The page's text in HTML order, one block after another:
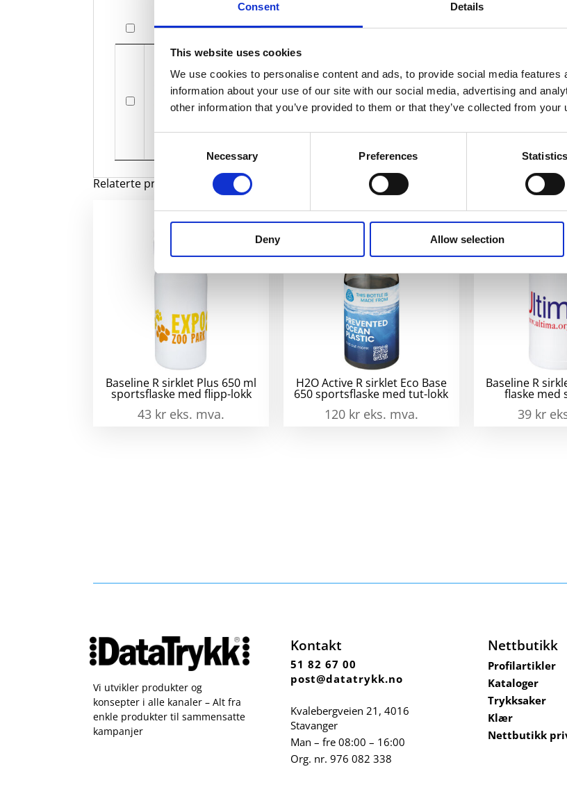
Consent Details
This website uses cookies
We use cookies to personalise content and ads, to provide social media
information about your use of our site with our social media, advertising and
other information that you’ve provided to them or that they’ve collected from
Necessary Preferences Statistics
Deny Allow selection
Bilde Navn På
Bilde
Aire 800 ml 3 stk. krukkesett av resirkulert glass - Hvit
Relaterte produkter
Baseline R sirklet Plus 650 ml
sportsflaske med flipp-lokk
43 kr eks. mva.
H2O Active R sirklet Eco Base
650 sportsflaske med tut-lokk
120 kr eks. mva.
Baseline R
flaske med
39 kr
Vi utvikler produkter og
konsepter i alle kanaler – Alt fra
enkle produkter til sammensatte
kampanjer
Kontakt
51 82 67 00
post@datatrykk.no
Kvalebergveien 21 , 4016
Stavanger
Man – fre 08:00 – 16:00
Org. nr. 976 082 338
Nettbutikk
Profilartikler
Kataloger
Trykksaker
Klær
Nettbutikk